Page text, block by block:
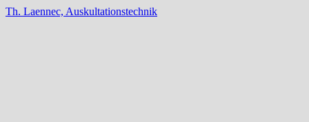
Th. Laennec, Auskultationstechnik